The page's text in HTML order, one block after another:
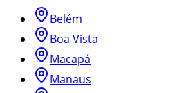
Belém
Boa Vista
Macapá
Manaus